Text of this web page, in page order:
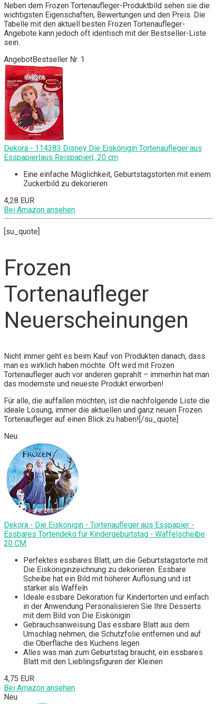
Neben dem Frozen Tortenaufleger-Produktbild sehen sie die
wichtigsten Eigenschaften, Bewertungen und den Preis. Die
Tabelle mit den aktuell besten Frozen Tortenaufleger-
Angebote kann jedoch oft identisch mit der Bestseller-Liste
sein.
AngebotBestseller Nr. 1
Dekora - 114383 Disney Die Eiskönigin Tortenaufleger aus
Esspapier|aus Reispapier|, 20 cm
Eine einfache Möglichkeit, Geburtstagstorten mit einem
Zuckerbild zu dekorieren
4,28 EUR
Bei Amazon ansehen
[su_quote]
Frozen
Tortenaufleger
Neuerscheinungen
Nicht immer geht es beim Kauf von Produkten danach, dass
man es wirklich haben möchte. Oft wird mit Frozen
Tortenaufleger auch vor anderen geprahlt – immerhin hat man
das modernste und neueste Produkt erworben!
Für alle, die auffallen möchten, ist die nachfolgende Liste die
ideale Lösung, immer die aktuellen und ganz neuen Frozen
Tortenaufleger auf einen Blick zu haben![/su_quote]
Neu
Dekora - Die Eiskönigin - Tortenaufleger aus Esspapier -
Essbares Tortendeko für Kindergeburtstag - Waffelscheibe
20 CM
Perfektes essbares Blatt, um die Geburtstagstorte mit
Die Eisköniginzeichnung zu dekorieren. Essbare
Scheibe hat ein Bild mit höherer Auflösung und ist
stärker als Waffeln
Ideale essbare Dekoration für Kindertorten und einfach
in der Anwendung Personalisieren Sie Ihre Desserts
mit dem Bild von Die Eiskönigin
Gebrauchsanweisung Das essbare Blatt aus dem
Umschlag nehmen, die Schutzfolie entfernen und auf
die Oberfläche des Kuchens legen
Alles was man zum Geburtstag braucht, ein essbares
Blatt mit den Lieblingsfiguren der Kleinen
4,75 EUR
Bei Amazon ansehen
Neu